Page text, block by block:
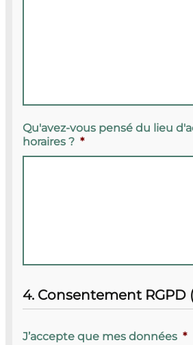
Qu'avez-vous pensé du lieu
horaires ? *
4. Consentement RGPD
J’accepte que mes données *